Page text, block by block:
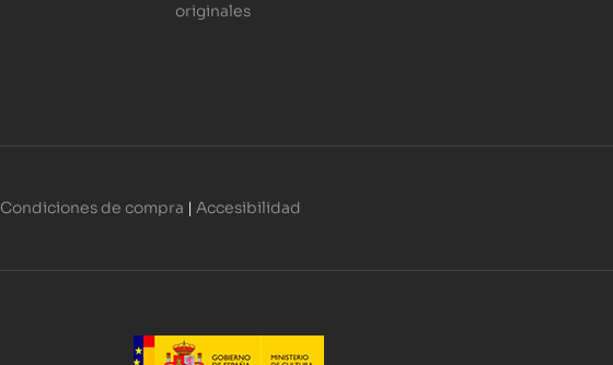
originales
Condiciones de compra | Accesibilidad